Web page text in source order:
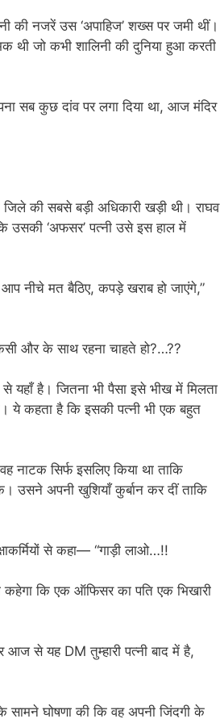
की नजरें उस ‘अपाहिज’ शख्स पर जमी थीं।
थी जो कभी शालिनी की दुनिया हुआ करती
सब कुछ दांव पर लगा दिया था, आज मंदिर
की सबसे बड़ी अधिकारी खड़ी थी। राघव
उसकी ‘अफसर’ पत्नी उसे इस हाल में
नीचे मत बैठिए, कपड़े खराब हो जाएंगे,”
और के साथ रहना चाहते हो?…??
यहाँ है। जितना भी पैसा इसे भीख में मिलता
ये कहता है कि इसकी पत्नी भी एक बहुत
नाटक सिर्फ इसलिए किया था ताकि
उसने अपनी खुशियाँ कुर्बान कर दीं ताकि
से कहा— “गाड़ी लाओ…!!
कहेगा कि एक ऑफिसर का पति एक भिखारी
से यह DM तुम्हारी पत्नी बाद में है,
सामने घोषणा की कि वह अपनी जिंदगी के